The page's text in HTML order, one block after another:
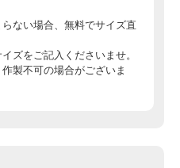
ない場合、無料でサイズ直
ズをご記入くださいませ。
製不可の場合がございま